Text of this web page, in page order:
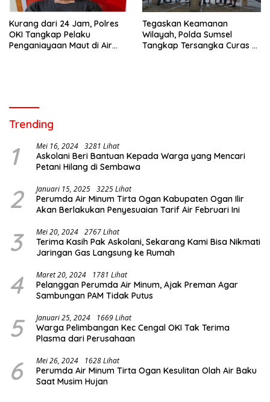
Kurang dari 24 Jam, Polres
OKI Tangkap Pelaku
Penganiayaan Maut di Air
Tegaskan Keamanan
Wilayah, Polda Sumsel
Tangkap Tersangka Curas di
Trending
1 Mei 16, 2024 3281 Lihat
Askolani Beri Bantuan Kepada Warga yang Mencari
Petani Hilang di Sembawa
2 Januari 15, 2025 3225 Lihat
Perumda Air Minum Tirta Ogan Kabupaten Ogan Ilir
Akan Berlakukan Penyesuaian Tarif Air Februari Ini
3 Mei 20, 2024 2767 Lihat
Terima Kasih Pak Askolani, Sekarang Kami Bisa Nikmati
Jaringan Gas Langsung ke Rumah
4 Maret 20, 2024 1781 Lihat
Pelanggan Perumda Air Minum, Ajak Preman Agar
Sambungan PAM Tidak Putus
5 Januari 25, 2024 1669 Lihat
Warga Pelimbangan Kec Cengal OKI Tak Terima
Plasma dari Perusahaan
6 Mei 26, 2024 1628 Lihat
Perumda Air Minum Tirta Ogan Kesulitan Olah Air Baku
Saat Musim Hujan